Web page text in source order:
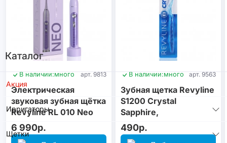
Каталог
Акция
Ирригаторы
Щетки
В наличии:много арт. 9813
Электрическая
звуковая зубная щётка
Revyline RL 010 Neo
Violet
6 990р.
В наличии:много арт. 9563
Зубная щетка Revyline
S1200 Crystal
Sapphire,
монопучковая
490р.